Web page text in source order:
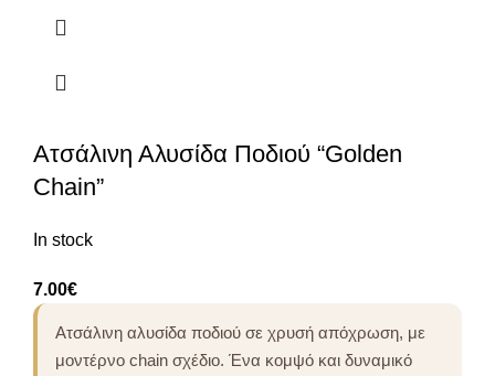
Ατσάλινη Αλυσίδα Ποδιού “Golden
Chain”
In stock
7.00€
Ατσάλινη αλυσίδα ποδιού σε χρυσή απόχρωση, με
μοντέρνο chain σχέδιο. Ένα κομψό και δυναμικό